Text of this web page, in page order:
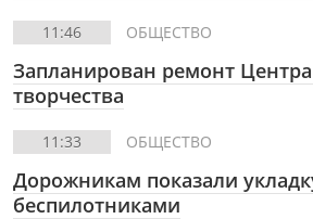
11:46 ОБЩЕСТВО
Запланирован ремонт Центра
творчества
11:33 ОБЩЕСТВО
Дорожникам показали
беспилотниками